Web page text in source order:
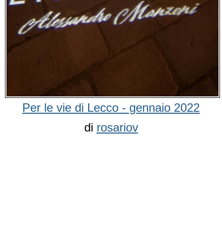
Per le vie di Lecco - gennaio 2022
di rosariov